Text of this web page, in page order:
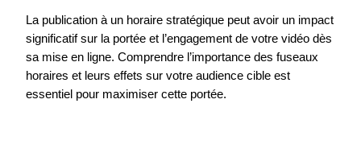
La publication à un horaire stratégique peut avoir un impact
significatif sur la portée et l’engagement de votre vidéo dès
sa mise en ligne. Comprendre l’importance des fuseaux
horaires et leurs effets sur votre audience cible est
essentiel pour maximiser cette portée.